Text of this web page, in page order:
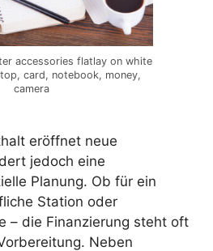
accessories flatlay on white
card, notebook, money,
camera
eröffnet neue
jedoch eine
Planung. Ob für ein
Station oder
– die Finanzierung steht oft
Neben